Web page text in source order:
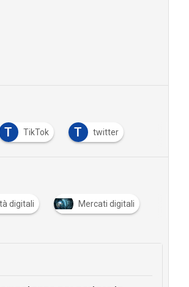
T TikTok T twitter
digitali Mercati digitali